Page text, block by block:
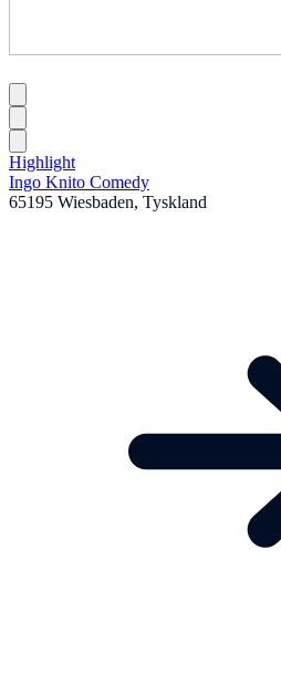
Highlight
Ingo Knito Comedy
65195 Wiesbaden, Tyskland